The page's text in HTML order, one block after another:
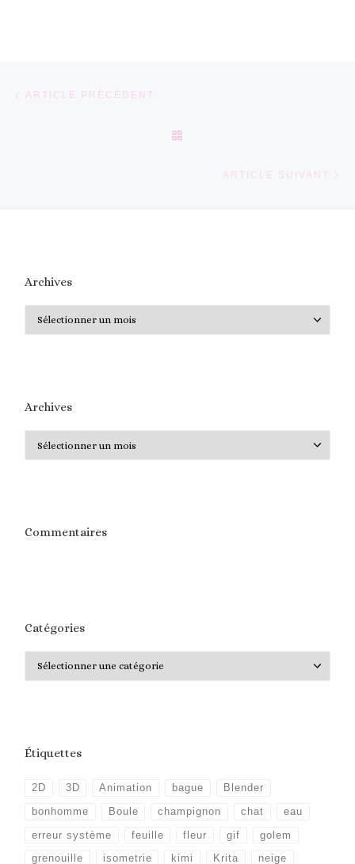
Parcourir les articles
ARTICLE PRÉCÉDENT
ARTICLE SUIVANT
Archives
Archives
Commentaires
Catégories
Étiquettes
2D 3D Animation bague Blender
bonhomme Boule champignon chat eau
erreur système feuille fleur gif golem
grenouille isometrie kimi Krita neige